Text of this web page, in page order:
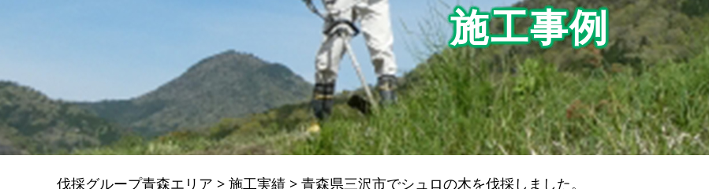
施工事例
伐採グループ青森エリア > 施工実績 > 青森県三沢市でシュロの木を伐採しました。